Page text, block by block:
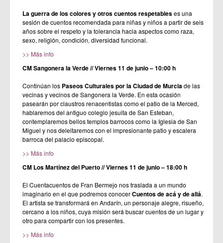
La guerra de los colores y otros cuentos respetableses una
sesión de cuentos recomendada para niñas y niños a partir de seis
años sobre el respeto y la tolerancia hacia aspectos como raza,
sexo, religión, condición, diversidad funcional.
>> Más info
CM Sangonera la Verde // Viernes 11 de junio – 10:00 h
Continúan los Paseos Culturales por la Ciudad de Murciade las
vecinas y vecinos de Sangonera la Verde. En esta ocasión
pasearán por claustros renacentistas como el patio de la Merced,
hablaremos del antiguo colegio jesuita de San Esteban,
contemplaremos bellos templos barrocos como la Iglesia de San
Miguel y nos deleitaremos con el impresionante patio y escalera
barroca del palacio episcopal.
>> Más info
CM Los Martínez del Puerto // Viernes 11 de junio – 18:00 h
El Cuentacuentos de Fran Bermejo nos traslada a un mundo
imaginario en el que podremos conocerCuentos de acá y de allá.
El artista se transformará en Andarín, un personaje alegre, risueño,
cercano a los niños, cuya misión será buscar cuentos de un lugar y
otro para compartir con los presentes.
>> Más info